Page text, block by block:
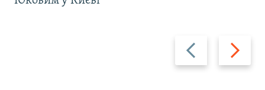
Назад Вперед